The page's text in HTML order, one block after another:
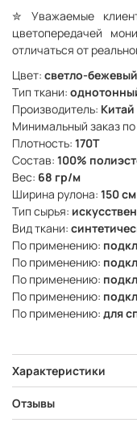
✮ Уважаемые
цветопередачей
отличаться от
Цвет: светло-бежевый
Тип ткани:
Производитель: Китай
Минимальный заказ
Плотность: 170Т
Состав: 100%
Вес: 68 гр/м
Ширина рулона: 150 см
Тип сырья:
Вид ткани:
По применению:
По применению:
По применению:
По применению:
По применению: для
Характеристики
Отзывы